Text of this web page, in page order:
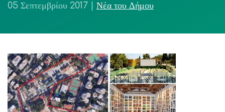
05 Σεπτεμβρίου 2017 Νέα του Δήμου